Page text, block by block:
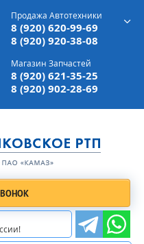
Продажа Автотехники
8 (920) 620-99-69
8 (920) 920-38-08
Магазин Запчастей
8 (920) 621-35-25
8 (920) 902-28-69